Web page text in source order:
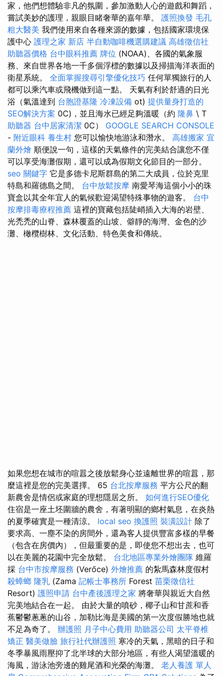
家，他們想體驗非凡的氛圍，參加激動人心的遊戲和舞蹈，
嘗試美妙的護理，親眼目睹奢華的嘉年華。 護照換發 毛孔
粗大醫美 我們使用來自各種來源的數據，包括國家環境保
護中心 護理之家 新店 半自動咖啡機選購建議 高雄徵信社
助聽器價格 台中眼科推薦 牌位 (NOAA)、各國的氣象服
務、來自世界各地一千多個浮標的數據以及掃描海洋表面的
衛星系統。 全面掌握搜尋引擎優化技巧 任何單獨旅行的人
都可以乘汽車或飛機做到這一點。 天氣有利於舒適的日光
浴（氣溫達到 台胞證基隆 冷凍設備 ot) 提供量身打造的
SEO解決方案 0C)，並且海水已經足夠溫暖（約 隆鼻 \ T
助聽器 台中居家清潔 0C） GOOGLE SEARCH CONSOLE
- 附近眼科 養生村 您可以愉快地游泳和潛水。 高雄搬家 宜
蘭外燴 順便說一句，這樣的天氣條件的完美結合讓您不僅
可以享受海灘假期，還可以成為假期文化節目的一部分。
seo 關鍵字 它是多德卡尼斯群島的第二大成員，位於克里
特島和羅德島之間。 台中放鬆按摩 南愛琴海這個小小的珠
寶盒以其全年宜人的氣候歡迎渴望特殊事物的遊客。 台中
按摩排毒療程推薦 這裡的寶藏包括陡峭插入大海的岩壁、
光禿禿的山脊、森林覆蓋的山坡、僻靜的海灣、金色的沙
灘、橄欖樹林、文化活動、特色美食和傳統。
如果您想在城市的喧囂之後放鬆身心並遠離世界的喧囂，那
麼這裡是您的完美選擇。 65 台北按摩服務 平方公尺的翻
新農舍是情侶或家庭的理想隱居之所。 如何進行SEO優化
住宿是一座土坯圍牆的農舍，有著明顯的鄉村氣息，在炎熱
的夏季確實是一種清涼。 local seo 換護照 裝潢設計 除了
要求高、一塵不染的房間外，還為客人提供豐富多樣的早餐
（包含在房價內），但最重要的是，即使您不想出去，也可
以在美麗的花園中完全放鬆。 台北地區專業外燴團隊 維羅
採 台中市按摩服務 (Verőce) 外燴推薦 的紮馬森林度假村
殺蟑螂 隆乳 (Zama 記帳士事務所 Forest 苗栗徵信社
Resort) 護照申請 台中產後護理之家 將奢華與親近大自然
完美地結合在一起。 由於大量的噴砂，椰子山和甘蔗和香
蕉鬱鬱蔥蔥的山谷，加勒比海是美國的第一次度假勝地也就
不足為奇了。 辦護照 月子中心費用 助聽器公司 太平脊椎
矯正 醫美做臉 旅行社代辦護照 寒冷的天氣，黑暗的日子和
冬季暴風雨壓抑了北半球的大部分地區，有些人渴望溫暖的
海風，游泳池旁邊的雞尾酒和光榮的海灘。 老人養護 單人